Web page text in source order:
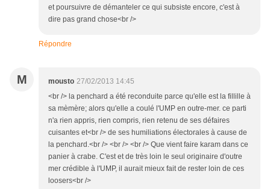
et poursuivre de démanteler ce qui subsiste encore, c'est à
dire pas grand chose<br />
Répondre
M mousto 27/02/2013 14:45
<br /> la penchard a été reconduite parce qu'elle est la fillille à
sa mèmère; alors qu'elle a coulé l'UMP en outre-mer. ce parti
n'a rien appris, rien compris, rien retenu de ses défaires
cuisantes et<br /> de ses humiliations électorales à cause de
la penchard.<br /> <br /> <br /> Que vient faire karam dans ce
panier à crabe. C'est et de très loin le seul originaire d'outre
mer crédible à l'UMP, il aurait mieux fait de rester loin de ces
loosers<br />